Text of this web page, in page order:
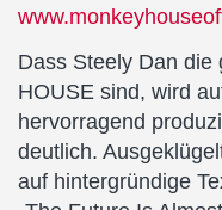
Dass Steely Dan
HOUSE sind, wird
hervorragend
deutlich.
auf hintergründige